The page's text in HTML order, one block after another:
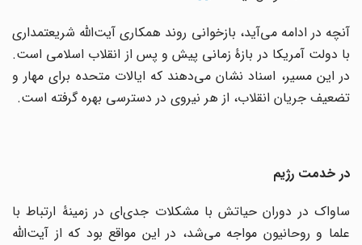
آنچه در ادامه می‌آید، بازخوانی روند همکاری آیت‌الله شریعتمداری
با دولت آمریکا در بازهٔ زمانی پیش و پس از انقلاب اسلامی است.
در این مسیر، اسناد نشان می‌دهند که ایالات متحده برای مهار و
تضعیف جریان انقلاب، از هر نیروی در دسترسی بهره گرفته است.
در خدمت رژیم
ساواک در دوران حیاتش با مشکلات جدی‌ای در زمینهٔ ارتباط با
علما و روحانیون مواجه می‌شد، در این مواقع بود که از آیت‌الله